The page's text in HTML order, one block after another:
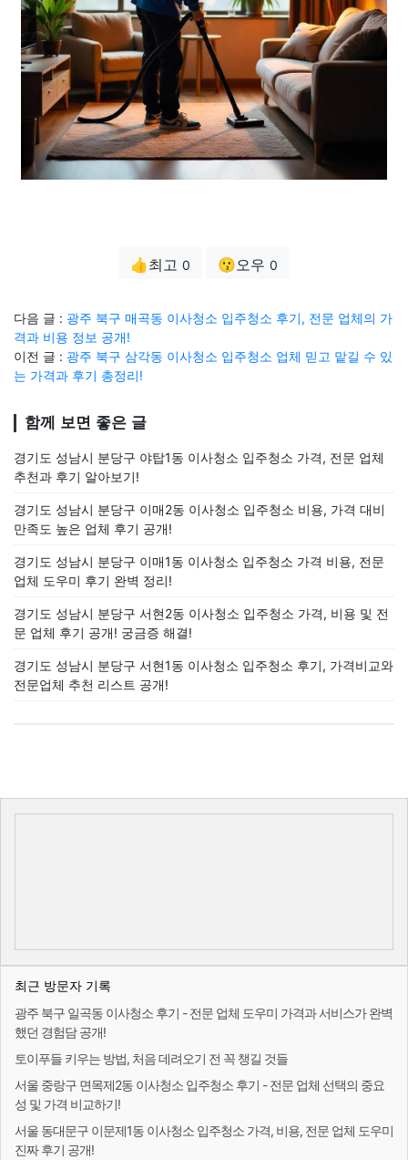
👍최고 0 😗오우 0
다음 글 : 광주 북구 매곡동 이사청소 입주청소 후기, 전문 업체의 가
격과 비용 정보 공개!
이전 글 : 광주 북구 삼각동 이사청소 입주청소 업체 믿고 맡길 수 있
는 가격과 후기 총정리!
함께 보면 좋은 글
경기도 성남시 분당구 야탑1동 이사청소 입주청소 가격, 전문 업체
추천과 후기 알아보기!
경기도 성남시 분당구 이매2동 이사청소 입주청소 비용, 가격 대비
만족도 높은 업체 후기 공개!
경기도 성남시 분당구 이매1동 이사청소 입주청소 가격 비용, 전문
업체 도우미 후기 완벽 정리!
경기도 성남시 분당구 서현2동 이사청소 입주청소 가격, 비용 및 전
문 업체 후기 공개! 궁금증 해결!
경기도 성남시 분당구 서현1동 이사청소 입주청소 후기, 가격비교와
전문업체 추천 리스트 공개!
최근 방문자 기록
광주 북구 일곡동 이사청소 후기 - 전문 업체 도우미 가격과 서비스가 완벽
했던 경험담 공개!
토이푸들 키우는 방법, 처음 데려오기 전 꼭 챙길 것들
서울 중랑구 면목제2동 이사청소 입주청소 후기 - 전문 업체 선택의 중요
성 및 가격 비교하기!
서울 동대문구 이문제1동 이사청소 입주청소 가격, 비용, 전문 업체 도우미
진짜 후기 공개!